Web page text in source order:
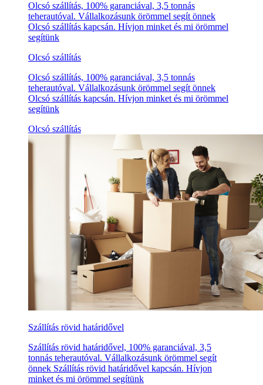
Olcsó szállítás, 100% garanciával, 3,5 tonnás
teherautóval. Vállalkozásunk örömmel segít önnek
Olcsó szállítás kapcsán. Hívjon minket és mi örömmel
segítünk
Olcsó szállítás
Olcsó szállítás, 100% garanciával, 3,5 tonnás
teherautóval. Vállalkozásunk örömmel segít önnek
Olcsó szállítás kapcsán. Hívjon minket és mi örömmel
segítünk
Olcsó szállítás
Szállítás rövid határidővel
Szállítás rövid határidővel, 100% garanciával, 3,5
tonnás teherautóval. Vállalkozásunk örömmel segít
önnek Szállítás rövid határidővel kapcsán. Hívjon
minket és mi örömmel segítünk